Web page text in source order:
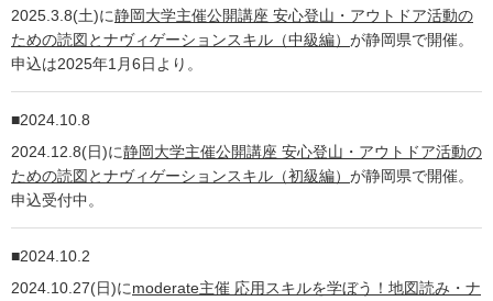
2025.3.8(土)に静岡大学主催公開講座 安心登山・アウトドア活動の
ための読図とナヴィゲーションスキル（中級編） が静岡県で開催。
申込は2025年1月6日より。
2024.10.8
2024.12.8(日)に静岡大学主催公開講座 安心登山・アウトドア活動の
ための読図とナヴィゲーションスキル（初級編） が静岡県で開催。
申込受付中。
2024.10.2
2024.10.27(日)にmoderate主催 応用スキルを学ぼう！地図読み・ナ